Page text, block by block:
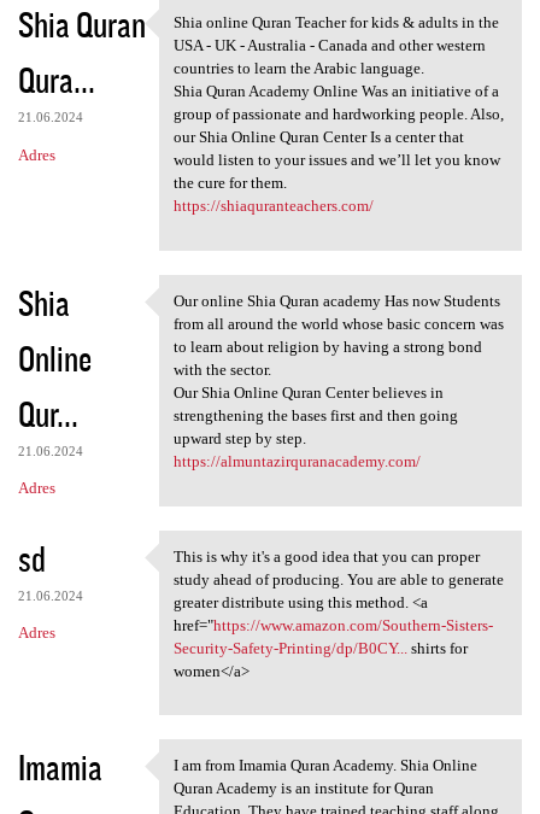
Shia Quran
Qura...
21.06.2024
Adres
Shia online Quran Teacher for
Shia online Quran Teacher for kids & adults in the
USA - UK - Australia - Canada and other western
countries to learn the Arabic language.
Shia Quran Academy Online Was an initiative of a
group of passionate and hardworking people. Also,
our Shia Online Quran Center Is a center that
would listen to your issues and we’ll let you know
the cure for them.
https://shiaquranteachers.com/
Shia
Online
Qur...
21.06.2024
Adres
Our online Shia Quran academy
Our online Shia Quran academy Has now Students
from all around the world whose basic concern was
to learn about religion by having a strong bond
with the sector.
Our Shia Online Quran Center believes in
strengthening the bases first and then going
upward step by step.
https://almuntazirquranacademy.com/
sd
21.06.2024
Adres
This is why it's a good idea
This is why it's a good idea that you can proper
study ahead of producing. You are able to generate
greater distribute using this method. <a
href="https://www.amazon.com/Southern-Sisters-
Security-Safety-Printing/dp/B0CY...
shirts for
women</a>
Imamia
I am from Imamia Quran
I am from Imamia Quran Academy. Shia Online
Quran Academy is an institute for Quran